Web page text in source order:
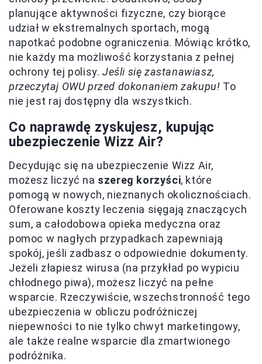
planujące aktywności fizyczne, czy biorące
udział w ekstremalnych sportach, mogą
napotkać podobne ograniczenia. Mówiąc krótko,
nie każdy ma możliwość korzystania z pełnej
ochrony tej polisy.Jeśli się zastanawiasz,
przeczytaj OWU przed dokonaniem zakupu! To
nie jest raj dostępny dla wszystkich.
Co naprawdę zyskujesz, kupując
ubezpieczenie Wizz Air?
Decydując się na ubezpieczenie Wizz Air,
możesz liczyć na szereg korzyści, które
pomogą w nowych, nieznanych okolicznościach.
Oferowane koszty leczenia sięgają znaczących
sum, a całodobowa opieka medyczna oraz
pomoc w nagłych przypadkach zapewniają
spokój, jeśli zadbasz o odpowiednie dokumenty.
Jeżeli złapiesz wirusa (na przykład po wypiciu
chłodnego piwa), możesz liczyć na pełne
wsparcie. Rzeczywiście, wszechstronność tego
ubezpieczenia w obliczu podróżniczej
niepewności to nie tylko chwyt marketingowy,
ale także realne wsparcie dla zmartwionego
podróżnika.